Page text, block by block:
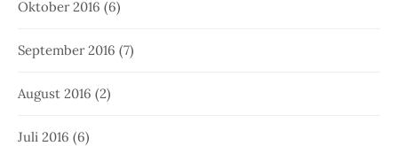
Oktober 2016 (6)
September 2016 (7)
August 2016 (2)
Juli 2016 (6)